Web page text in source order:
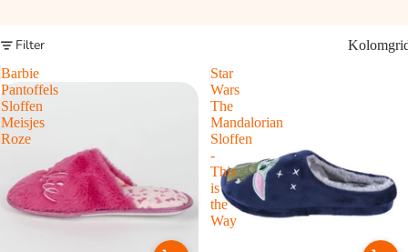
Filter
Barbie
Pantoffels
Sloffen
Meisjes
Roze
Star
Wars
The
Mandalorian
Sloffen
-
This
is
the
Way